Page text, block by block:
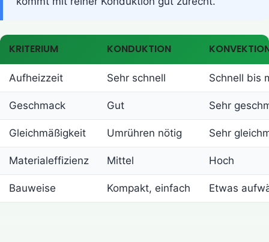
KRITERIUM KONDUKTION
Aufheizzeit Sehr schnell Schnell bis
Geschmack Gut Sehr
Gleichmäßigkeit Umrühren nötig Sehr
Materialeffizienz Mittel Hoch
Bauweise Kompakt, einfach Etwas